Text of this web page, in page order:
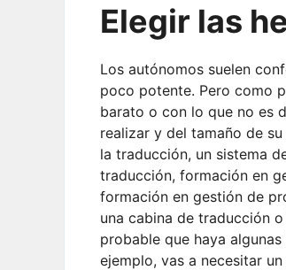
Elegir las
Los autónomos suelen
poco potente. Pero como
barato o con lo que no es
realizar y del tamaño de
la traducción, un sistema
traducción, formación en
formación en gestión de
una cabina de traducción
probable que haya
ejemplo, vas a necesitar